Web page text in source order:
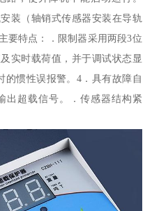
装（轴销式传感器安装在导轨
要特点：．限制器采用两段3位
实时载荷值，并于调试状态显
的惯性误报警。4．具有故障自
出超载信号。．传感器结构紧